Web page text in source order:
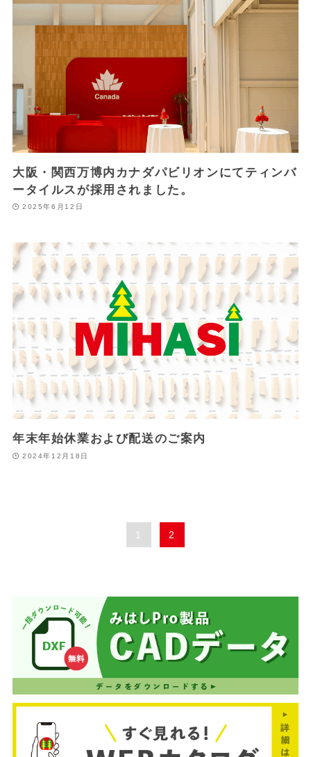
大阪・関西万博内カナダパビリオンにてティンバ
ータイルスが採用されました。
2025年6月12日
年末年始休業および配送のご案内
2024年12月18日
1 2